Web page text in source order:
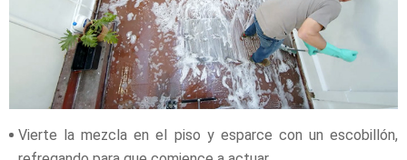
Vierte la mezcla en el piso y esparce con un escobillón,